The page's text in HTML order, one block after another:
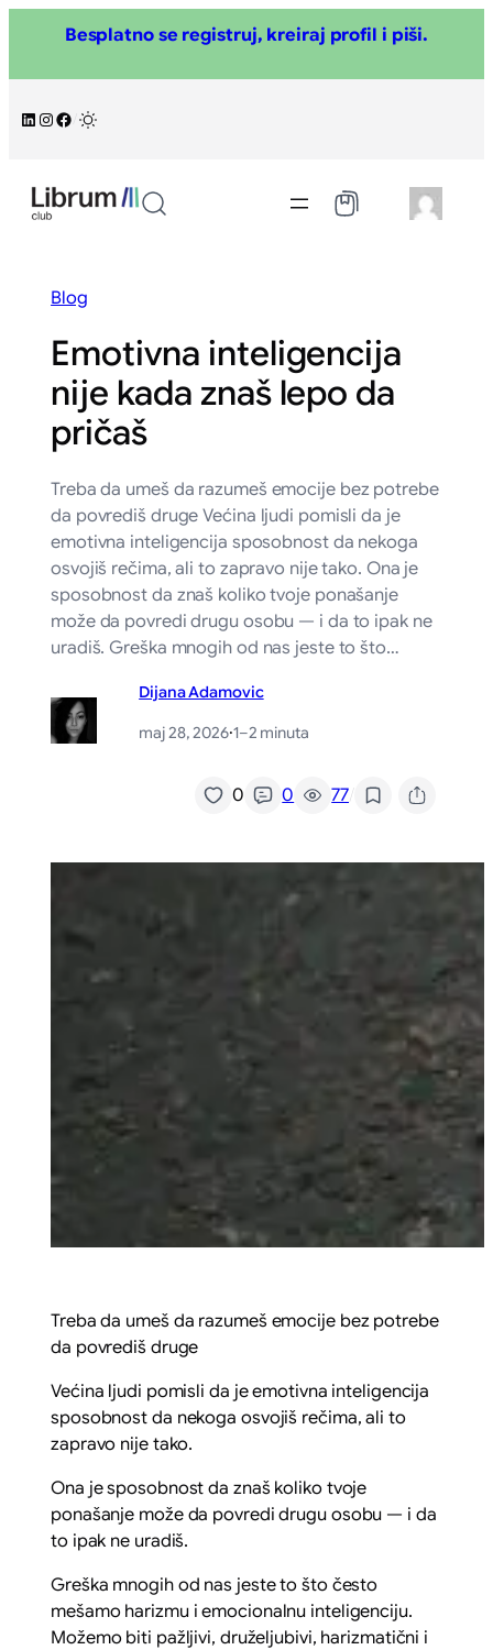
sadržaj
Besplatno se registruj, kreiraj profil i piši.
LinkedIn
Instagram
Facebook
Blog
Emotivna inteligencija
nije kada znaš lepo da
pričaš
Treba da umeš da razumeš emocije bez potrebe
da povrediš druge Većina ljudi pomisli da je
emotivna inteligencija sposobnost da nekoga
osvojiš rečima, ali to zapravo nije tako. Ona je
sposobnost da znaš koliko tvoje ponašanje
može da povredi drugu osobu — i da to ipak ne
uradiš. Greška mnogih od nas jeste to što…
Dijana Adamovic
maj 28, 2026·1–2 minuta
0 0 77/
Treba da umeš da razumeš emocije bez potrebe
da povrediš druge
Većina ljudi pomisli da je emotivna inteligencija
sposobnost da nekoga osvojiš rečima, ali to
zapravo nije tako.
Ona je sposobnost da znaš koliko tvoje
ponašanje može da povredi drugu osobu — i da
to ipak ne uradiš.
Greška mnogih od nas jeste to što često
mešamo harizmu i emocionalnu inteligenciju.
Možemo biti pažljivi, druželjubivi, harizmatični i